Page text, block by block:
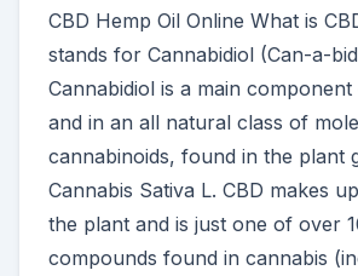
CBD Hemp Oil Online What is
stands for Cannabidiol (Can-a-
Cannabidiol is a main
and in an all natural class of
cannabinoids, found in the plant
Cannabis Sativa L. CBD makes
the plant and is just one of over
compounds found in cannabis